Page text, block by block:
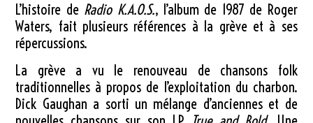
L’histoire de Radio K.A.O.S., l’album de 1987 de Roger
Waters, fait plusieurs références à la grève et à ses
répercussions.
La grève a vu le renouveau de chansons folk
traditionnelles à propos de l’exploitation du charbon.
Dick Gaughan a sorti un mélange d’anciennes et de